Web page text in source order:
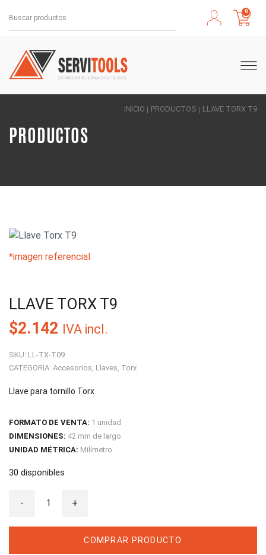
0
INICIO PRODUCTOS LLAVE TORX T9
PRODUCTOS
*imagen referencial
LLAVE TORX T9
$2.142 IVA incl.
SKU: LL-TX-T09
CATEGORIA: Accesorios, Llaves, Torx
Llave para tornillo Torx
FORMATO DE VENTA: 1 unidad
DIMENSIONES: 42 mm de largo
UNIDAD MÉTRICA: Milímetro
30 disponibles
-
Torx
+
COMPRAR PRODUCTO